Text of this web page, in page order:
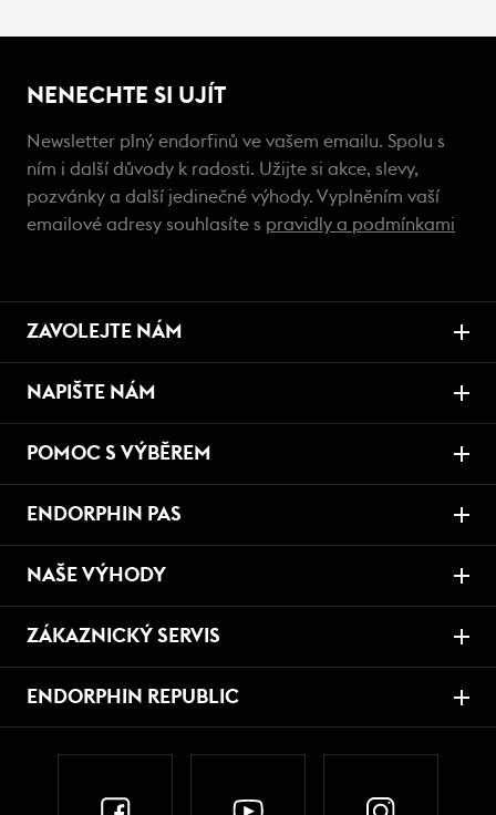
NENECHTE SI UJÍT
Newsletter plný endorfinů ve vašem emailu. Spolu s
ním i další důvody k radosti. Užijte si akce, slevy,
pozvánky a další jedinečné výhody. Vyplněním vaší
emailové adresy souhlasíte s pravidly a podmínkami
ZAVOLEJTE NÁM
NAPIŠTE NÁM
POMOC S VÝBĚREM
ENDORPHIN PAS
NAŠE VÝHODY
ZÁKAZNICKÝ SERVIS
ENDORPHIN REPUBLIC